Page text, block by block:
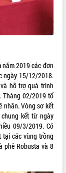
năm 2019 các đơn
ngày 15/12/2018.
hỗ trợ quá trình
Tháng 02/2019 tổ
nhân. Vòng sơ kết
kết từ ngày
09/3/2019. Có
tại các vùng trồng
phê Robusta và 8